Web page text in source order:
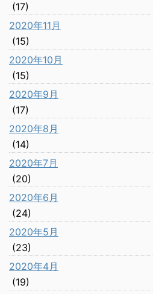
(17)
2020年11月
(15)
2020年10月
(15)
2020年9月
(17)
2020年8月
(14)
2020年7月
(20)
2020年6月
(24)
2020年5月
(23)
2020年4月
(19)